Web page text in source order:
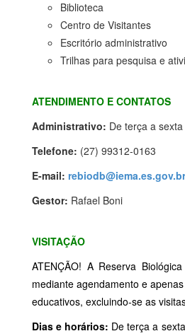
Biblioteca
Centro de Visitantes
Escritório administrativo
Trilhas para pesquisa e
ATENDIMENTO E CONTATOS
Administrativo: De terça a
Telefone: (27) 99312-0163
E-mail: rebiodb@iema.es.gov.br
Gestor: Rafael Boni
VISITAÇÃO
ATENÇÃO! A Reserva
mediante agendamento e
educativos, excluindo-se as
Dias e horários: De terça a